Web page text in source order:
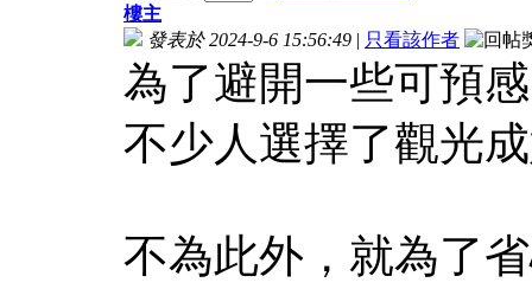
樓主
發表於 2024-9-6 15:56:49 | 只看該作者
為了避開一些可預
不少人選擇了觀光
不為此外，就為了